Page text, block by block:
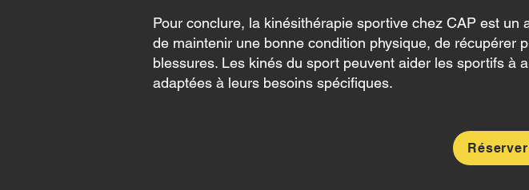
Pour conclure, la kinésithérapie sportive chez CAP est
de maintenir une bonne condition physique, de récupérer
blessures. Les kinés du sport peuvent aider les sportifs à
adaptées à leurs besoins spécifiques.